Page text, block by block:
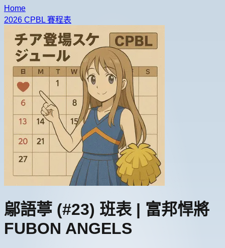
Home
2026 CPBL 賽程表
鄔語葶 (#23) 班表 | 富邦悍將
FUBON ANGELS